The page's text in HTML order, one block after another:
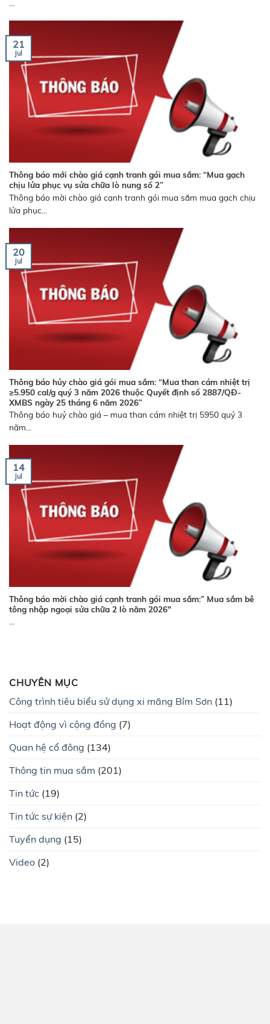
Thông báo mới chào giá cạnh tranh gói mua sắm: “Mua gạch
chịu lửa phục vụ sửa chữa lò nung số 2”
Thông báo mời chào giá cạnh tranh gói mua sắm mua gạch chịu
lửa phục...
21
Jul
Thông báo hủy chào giá gói mua sắm: “Mua than cám nhiệt trị
≥5.950 cal/g quý 3 năm 2026 thuộc Quyết định số 2887/QĐ-
XMBS ngày 25 tháng 6 năm 2026”
Thông báo huỷ chào giá – mua than cám nhiệt trị 5950 quý 3
năm...
20
Jul
Thông báo mời chào giá cạnh tranh gói mua sắm:” Mua sắm bê
tông nhập ngoại sửa chữa 2 lò năm 2026″
14
Jul
CHUYÊN MỤC
Công trình tiêu biểu sử dụng xi măng Bỉm Sơn (11)
Hoạt động vì cộng đồng (7)
Quan hệ cổ đông (134)
Thông tin mua sắm (201)
Tin tức (19)
Tin tức sự kiện (2)
Tuyển dụng (15)
Video (2)